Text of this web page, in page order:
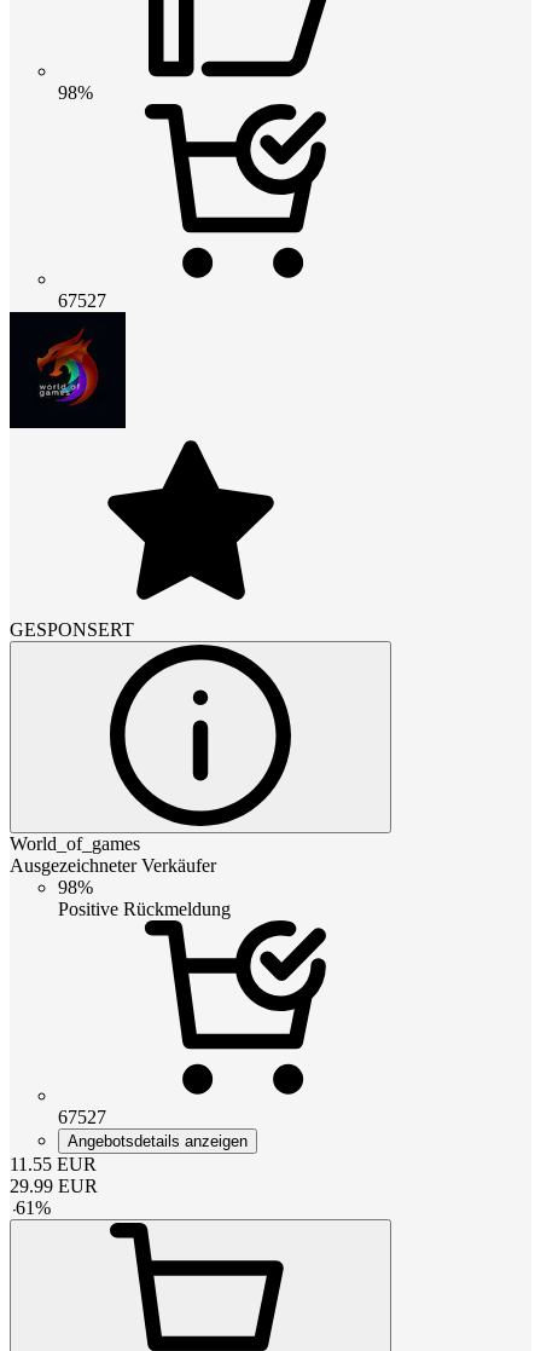
98%
67527
GESPONSERT
World_of_games
Ausgezeichneter Verkäufer
98%
Positive Rückmeldung
67527
Angebotsdetails anzeigen
11.55 EUR
29.99 EUR
-61%